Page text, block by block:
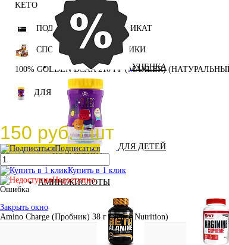
УЦЕНКА
ДЛЯ ДЕТЕЙ
КОСМЕТИКА
АМИНОКИСЛОТЫ
KETO
ПОДАРОЧНЫЙ СЕРТИФИКАТ
СПОРТИВНЫЕ БАТОНЧИКИ
100% GOLDEN BCAA 210 ГР (MAXLER)
ДЛЯ ДЕТЕЙ
150 руб. / шт
Подписаться
Купить в 1 клик
Недоступно
Ошибка
Закрыть окно
Amino Charge (Пробник) 38 г (Scitec Nutrition)